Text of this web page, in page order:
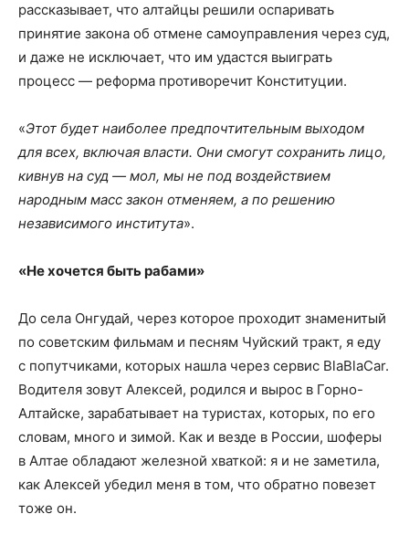
рассказывает, что алтайцы решили оспаривать
принятие закона об отмене самоуправления через суд,
и даже не исключает, что им удастся выиграть
процесс — реформа противоречит Конституции.
«Этот будет наиболее предпочтительным выходом
для всех, включая власти. Они смогут сохранить лицо,
кивнув на суд — мол, мы не под воздействием
народным масс закон отменяем, а по решению
независимого института».
«Не хочется быть рабами»
До села Онгудай, через которое проходит знаменитый
по советским фильмам и песням Чуйский тракт, я еду
с попутчиками, которых нашла через сервис BlaBlaCar.
Водителя зовут Алексей, родился и вырос в Горно-
Алтайске, зарабатывает на туристах, которых, по его
словам, много и зимой. Как и везде в России, шоферы
в Алтае обладают железной хваткой: я и не заметила,
как Алексей убедил меня в том, что обратно повезет
тоже он.